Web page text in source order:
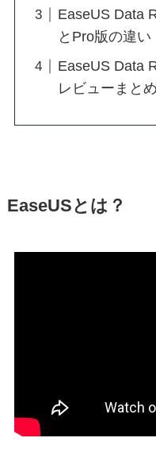
EaseUS Data
とPro版の違い
EaseUS Data
レビューまとめ
EaseUSとは？